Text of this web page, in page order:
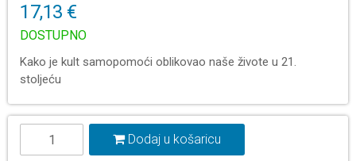
17,13 €
DOSTUPNO
Kako je kult samopomoći oblikovao naše živote u 21.
stoljeću
Dodaj u košaricu